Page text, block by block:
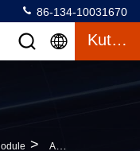
86-134-10031670
Kutipan
> Alat Sensor Jarak Laser InfraMerah Yang Tepat Perangkat Sensor Jarak Laser Industri Dengan Konsumsi Daya Rendah